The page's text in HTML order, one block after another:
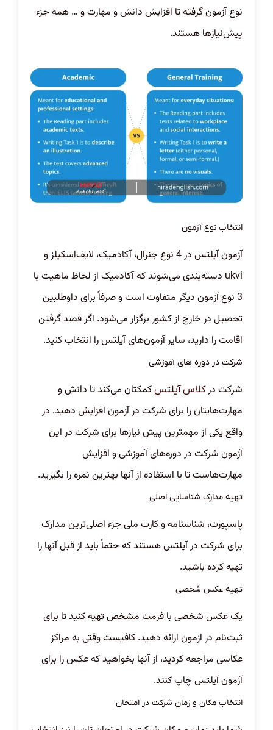
نوع آزمون گرفته تا افزایش دانش و مهارت و … همه جزء
پیش‌نیاز‌ها هستند.
انتخاب نوع آزمون
آزمون آیلتس در 4 نوع جنرال، آکادمیک، لایف‌اسکیلز و
ukvi دسته‌بندی می‌شوند که آکادمیک از لحاظ ماهیت با
3 نوع آزمون دیگر متفاوت است و صرفاً برای داوطلبین
تحصیل در خارج از کشور برگزار می‌شود. اگر قصد گرفتن
اقامت را دارید، سایر آزمون‌های آیلتس را انتخاب کنید.
شرکت در دوره های آموزشی
شرکت درکلاس آیلتس کمکتان می‌کند تا دانش و
مهارت‌هایتان را برای شرکت در آزمون افزایش دهید. در
واقع یکی از مهمترین پیش نیاز‌ها برای شرکت در این
آزمون شرکت در دوره‌های آموزشی و افزایش
مهارت‌هاست تا با استفاده از آنها بهترین نمره را بگیرید.
تهیه مدارک شناسایی اصلی
پاسپورت، شناسنامه و کارت ملی جزء اصلی‌ترین مدارک
برای شرکت در آیلتس هستند که حتماً باید از قبل آنها را
تهیه کرده باشید.
تهیه عکس شخصی
یک عکس شخصی با فرمت مشخص تهیه کنید تا برای
ثبت‌نام در ازمون ارائه دهید. کافیست وقتی به مراکز
عکاسی مراجعه کردید، از آنها بخواهید که عکس را برای
آزمون آیلتس چاپ کنند.
انتخاب مکان و زمان شرکت در امتحان